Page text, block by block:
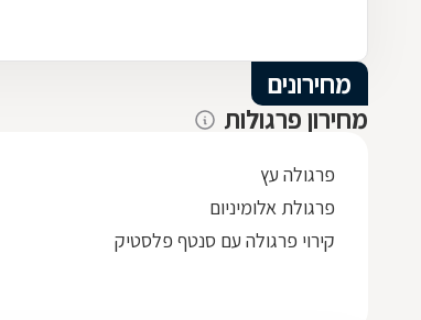
מחירונים
מחירון פרגולות
פרגולה עץ
פרגולת אלומיניום
קירוי פרגולה עם סנטף פלסטיק